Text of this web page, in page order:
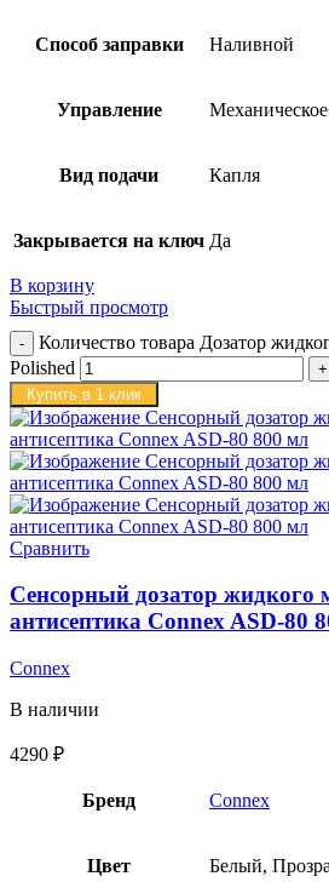
Способ заправки Наливной
Управление Механическое
Вид подачи Капля
Закрывается на ключ Да
В корзину
Быстрый просмотр
Количество товара Дозатор
Polished
Купить в 1 клик
Сравнить
Сенсорный дозатор жидкого
антисептика Connex ASD-80
Connex
В наличии
4290 ₽
Бренд Connex
Цвет Белый,